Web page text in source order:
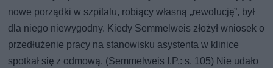
nowe porządki w szpitalu, robiący własną „rewolucję”, był
dla niego niewygodny. Kiedy Semmelweis złożył wniosek o
przedłużenie pracy na stanowisku asystenta w klinice
spotkał się z odmową. (Semmelweis I.P.: s. 105) Nie udało